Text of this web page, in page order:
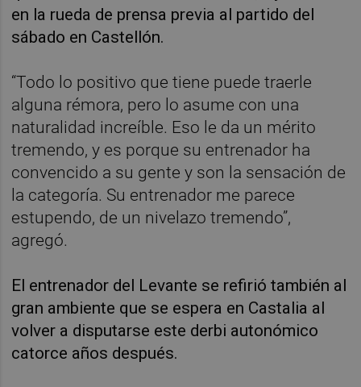
en la rueda de prensa previa al partido del
sábado en Castellón.
“Todo lo positivo que tiene puede traerle
alguna rémora, pero lo asume con una
naturalidad increíble. Eso le da un mérito
tremendo, y es porque su entrenador ha
convencido a su gente y son la sensación de
la categoría. Su entrenador me parece
estupendo, de un nivelazo tremendo”,
agregó.
El entrenador del Levante se refirió también al
gran ambiente que se espera en Castalia al
volver a disputarse este derbi autonómico
catorce años después.